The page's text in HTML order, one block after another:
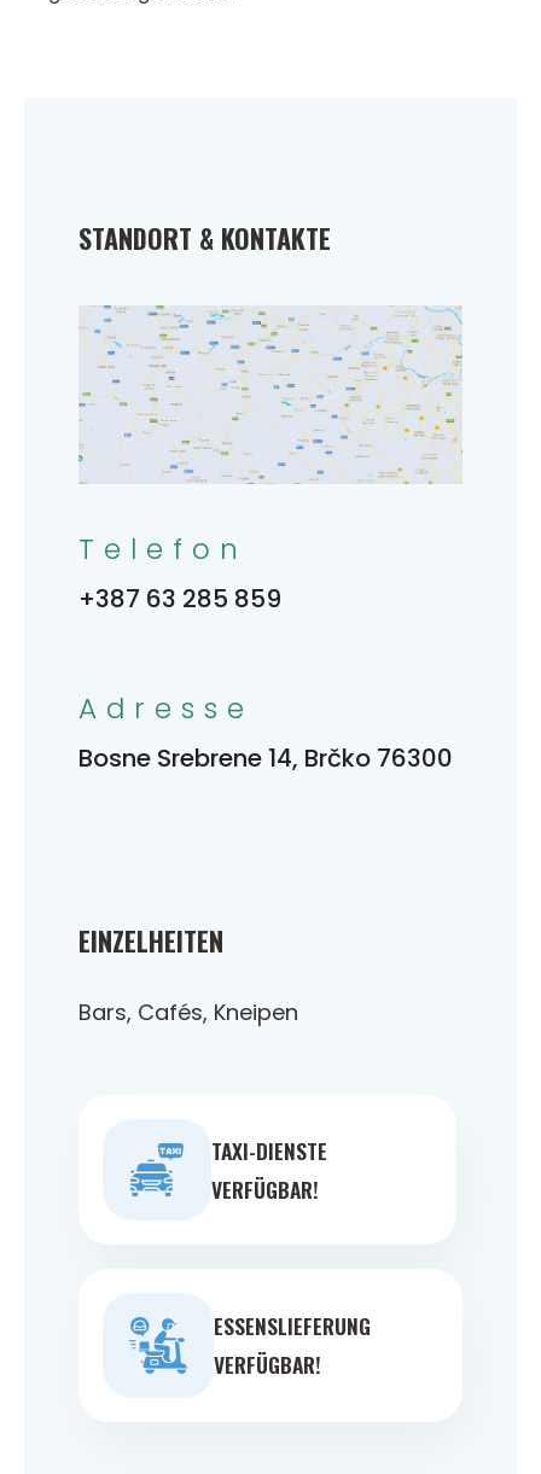
EINZELHEITEN
Bars, Cafés, Kneipen
TAXI-DIENSTE
VERFÜGBAR!
ESSENSLIEFERUNG
VERFÜGBAR!
STANDORT & KONTAKTE
Telefon
+387 63 285 859
Adresse
Bosne Srebrene 14, Brčko 76300